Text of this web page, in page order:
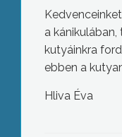
a kánikulában,
kutyáinkra
ebben a
Hliva Éva